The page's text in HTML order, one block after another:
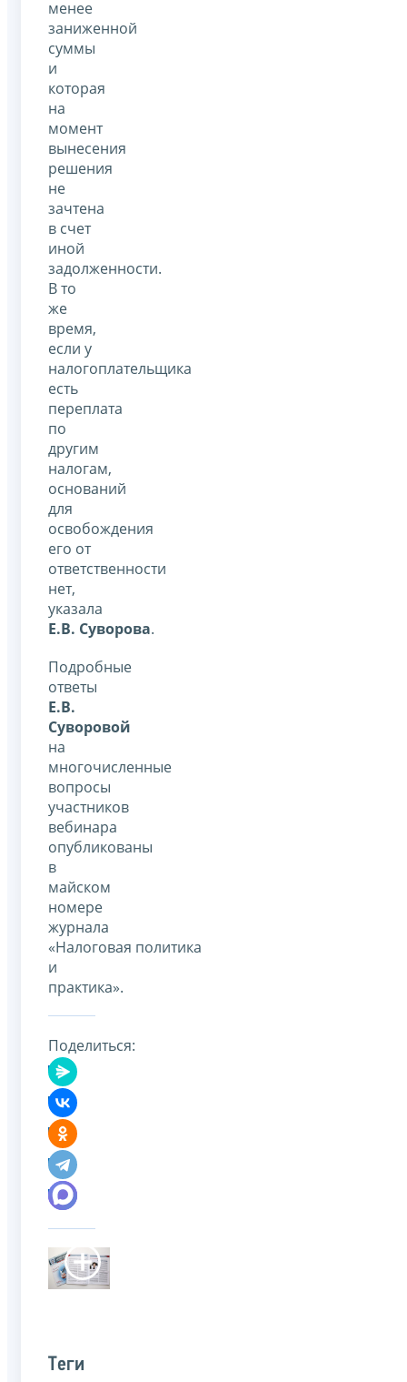
менее
заниженной
суммы
и
которая
на
момент
вынесения
решения
не
зачтена
в счет
иной
задолженности.
В то
же
время,
если у
налогоплательщика
есть
переплата
по
другим
налогам,
оснований
для
освобождения
его от
ответственности
нет,
указала
Е.В. Суворова.
Подробные
ответы
Е.В.
Суворовой
на
многочисленные
вопросы
участников
вебинара
опубликованы
в
майском
номере
журнала
«Налоговая политика
и
практика».
Поделиться:
Теги